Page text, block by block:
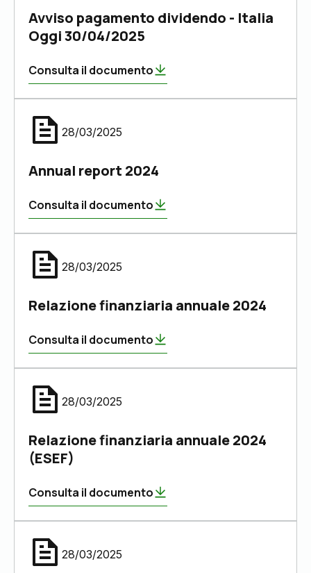
Avviso pagamento dividendo - Italia
Oggi 30/04/2025
Consulta il documento
28/03/2025
Annual report 2024
Consulta il documento
28/03/2025
Relazione finanziaria annuale 2024
Consulta il documento
28/03/2025
Relazione finanziaria annuale 2024
(ESEF)
Consulta il documento
28/03/2025